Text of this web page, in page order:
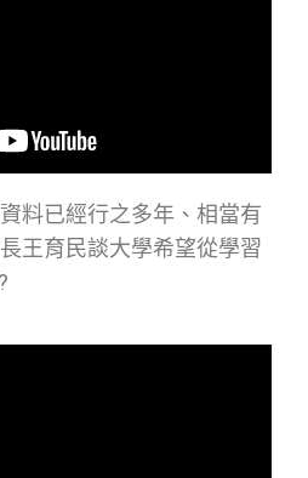
料已經行之多年、相當有
王育民談大學希望從學習